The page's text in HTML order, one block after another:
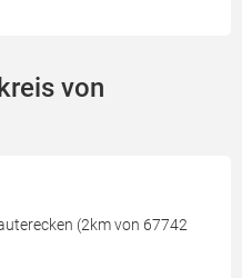
von
(2km von 67742